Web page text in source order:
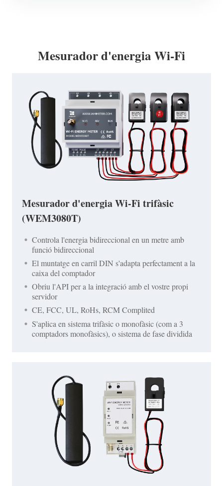
Mesurador d'energia Wi-Fi
Mesurador d'energia Wi-Fi trifàsic
(WEM3080T)
Controla l'energia bidireccional en un metre amb
funció bidireccional
El muntatge en carril DIN s'adapta perfectament a la
caixa del comptador
Obriu l'API per a la integració amb el vostre propi
servidor
CE, FCC, UL, RoHs, RCM Complited
S'aplica en sistema trifàsic o monofàsic (com a 3
comptadors monofàsics), o sistema de fase dividida